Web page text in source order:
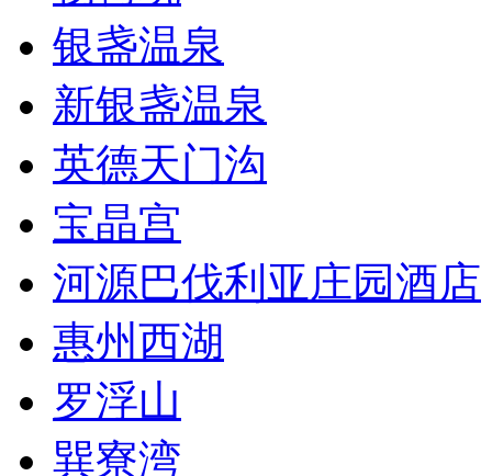
银盏温泉
新银盏温泉
英德天门沟
宝晶宫
河源巴伐利亚庄园酒店
惠州西湖
罗浮山
巽寮湾